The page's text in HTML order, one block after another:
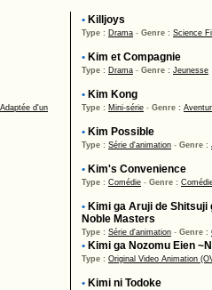
Adaptée d'un
• Killjoys
Type : Drama - Genre : Science
• Kim et Compagnie
Type : Drama - Genre : Jeunesse
• Kim Kong
Type : Mini-série - Genre :
• Kim Possible
Type : Série d'animation - Genre :
• Kim's Convenience
Type : Comédie - Genre :
• Kimi ga Aruji de Shitsuji
Noble Masters
Type : Série d'animation - Genre :
• Kimi ga Nozomu Eien
Type : Original Video Animation
• Kimi ni Todoke